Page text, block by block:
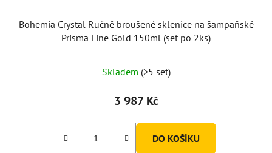
Bohemia Crystal Ručně broušené sklenice na šampaňské
Prisma Line Gold 150ml (set po 2ks)
Skladem (>5 set)
3 987 Kč
DO KOŠÍKU